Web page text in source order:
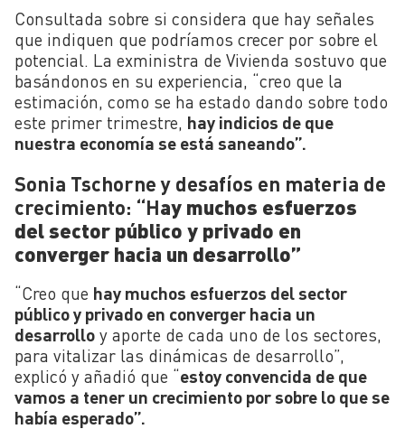
Consultada sobre si considera que hay señales
que indiquen que podríamos crecer por sobre el
potencial. La exministra de Vivienda sostuvo que
basándonos en su experiencia, “creo que la
estimación, como se ha estado dando sobre todo
este primer trimestre, hay indicios de que
nuestra economía se está saneando”.
Sonia Tschorne y desafíos en materia de
crecimiento: “Hay muchos esfuerzos
del sector público y privado en
converger hacia un desarrollo”
“Creo que hay muchos esfuerzos del sector
público y privado en converger hacia un
desarrollo y aporte de cada uno de los sectores,
para vitalizar las dinámicas de desarrollo”,
explicó y añadió que “estoy convencida de que
vamos a tener un crecimiento por sobre lo que se
había esperado”.